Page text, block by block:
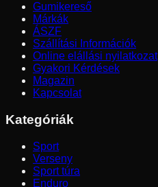
Gumikereső
Márkák
ÁSZF
Szállítási Információk
Online elállási nyilatkozat
Gyakori Kérdések
Magazin
Kapcsolat
Kategóriák
Sport
Verseny
Sport túra
Enduro